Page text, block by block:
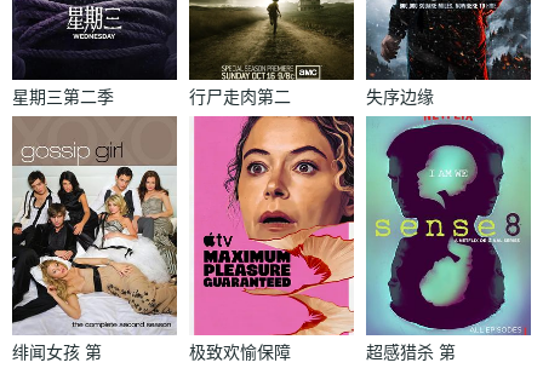
星期三第二季
行尸走肉第二
失序边缘
绯闻女孩 第
极致欢愉保障
超感猎杀 第